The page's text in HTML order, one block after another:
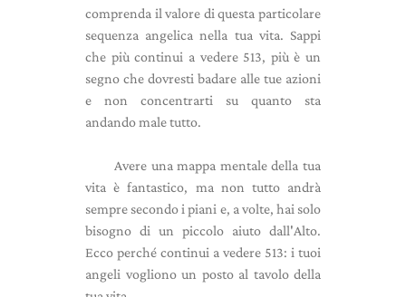
comprenda il valore di questa particolare
sequenza angelica nella tua vita. Sappi
che più continui a vedere 513, più è un
segno che dovresti badare alle tue azioni
e non concentrarti su quanto sta
andando male tutto.
Avere una mappa mentale della tua
vita è fantastico, ma non tutto andrà
sempre secondo i piani e, a volte, hai solo
bisogno di un piccolo aiuto dall'Alto.
Ecco perché continui a vedere 513: i tuoi
angeli vogliono un posto al tavolo della